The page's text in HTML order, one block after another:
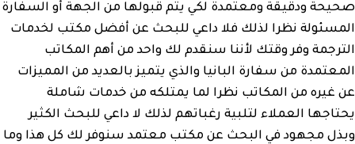
صحيحة ودقيقة ومعتمدة لكي يتم قبولها من الجهة أو السفارة
المسئولة نظرا لذلك فلا داعي للبحث عن أفضل مكتب لخدمات
الترجمة وفر وقتك لأننا سنقدم لك واحد من أهم المكاتب
المعتمدة من سفارة البانيا والذي يتميز بالعديد من المميزات
عن غيره من المكاتب نظرا لما يمتلكه من خدمات شاملة
يحتاجها العملاء لتلبية رغباتهم لذلك لا داعي للبحث الكثير
وبذل مجهود في البحث عن مكتب معتمد سنوفر لك كل هذا وما